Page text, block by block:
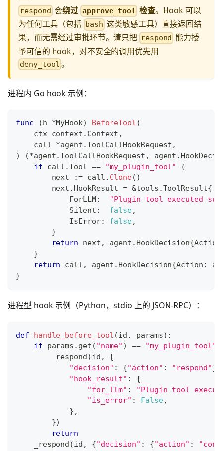
respond 会绕过 approve_tool 检查。Hook 可以
为任何工具（包括 bash 这类敏感工具）直接返回结
果，而无需经过审批环节。请只把 respond 能力授
予可信的 hook，对不安全的调用优先用
deny_tool 。
进程内 Go hook 示例：
func (h *MyHook) BeforeTool (
    ctx context
. Context ,
    call
*agent .ToolCallHookRequest ,
)
(*agent .ToolCallHookRequest , agent .
if call .Tool == "my_plugin_tool"
{
        next
:= call . Clone( )
        next
. HookResult = &tools .ToolResult{
            ForLLM
:
"Plugin tool executed
            Silent
: false,
            IsError
: false,
}
return next , agent . HookDecision{Action
}
return call , agent . HookDecision{Action :
}
进程型 hook 示例（Python，stdio 上的 JSON-RPC）：
def handle_before_tool (id , params) :
if params . get ( "name" ) == "my_plugin_tool"
        _respond
(id ,
{
"decision" : {"action" : "respond"}
"hook_result" :
{
"for_llm" :
"Plugin tool
"is_error" : False,
} ,
})
return
    _respond
(id , {"decision" : {"action" :